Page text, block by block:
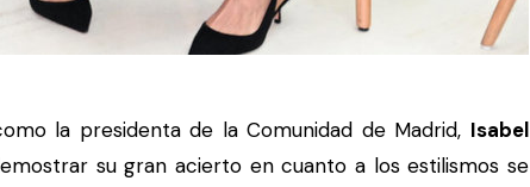
la presidenta de la Comunidad de Madrid, Isabel
su gran acierto en cuanto a los estilismos se